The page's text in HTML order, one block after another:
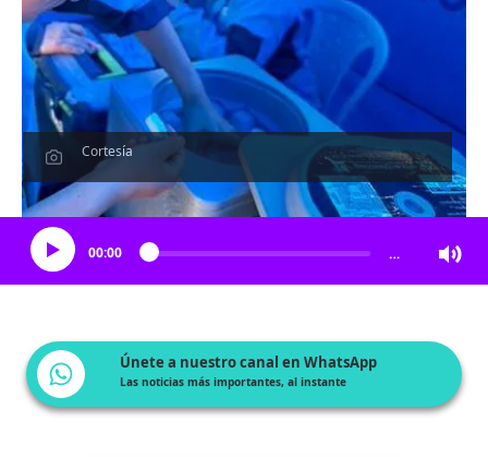
Cortesía
Escucha el artículo
00:00 …
Únete a nuestro canal en WhatsApp
Las noticias más importantes, al instante